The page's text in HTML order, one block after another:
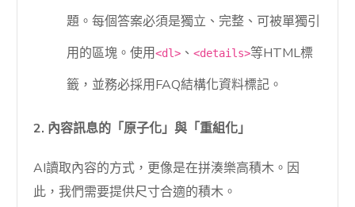
題。每個答案必須是獨立、完整、可被單獨引
用的區塊。使用<dl>、 <details>等HTML標
籤，並務必採用FAQ結構化資料標記。
2. 內容訊息的「原子化」與「重組化」
AI讀取內容的方式，更像是在拼湊樂高積木。因
此，我們需要提供尺寸合適的積木。